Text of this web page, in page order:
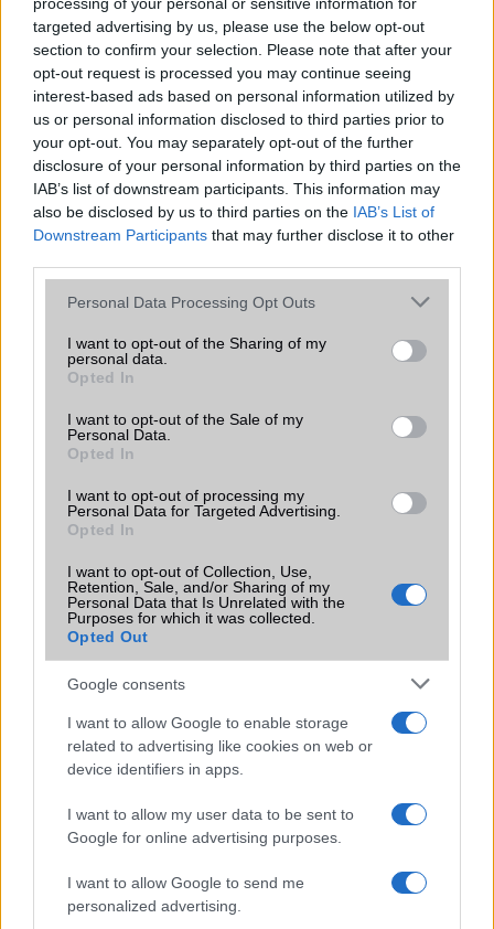
targeted advertising by us, please use the below opt-out
section to confirm your selection. Please note that after your
opt-out request is processed you may continue seeing
interest-based ads based on personal information utilized by
us or personal information disclosed to third parties prior to
your opt-out. You may separately opt-out of the further
disclosure of your personal information by third parties on the
IAB’s list of downstream participants. This information may
also be disclosed by us to third parties on the IAB’s List of
Downstream Participants that may further disclose it to other
Please note that this website/app uses one or more Google
not limited to your visit or usage behaviour. You may click to
grant or deny consent to Google and its third-party tags to
use your data for below specified purposes in below Google
consent section.
Personal Data Processing Opt Outs
I want to opt-out of the Sharing of my
personal data.
Opted In
I want to opt-out of the Sale of my
Personal Data.
Opted In
I want to opt-out of processing my
Personal Data for Targeted Advertising.
Opted In
I want to opt-out of Collection, Use,
Retention, Sale, and/or Sharing of my
Personal Data that Is Unrelated with the
Purposes for which it was collected.
Opted Out
Google consents
I want to allow Google to enable storage
related to advertising like cookies on web or
device identifiers in apps.
I want to allow my user data to be sent to
Google for online advertising purposes.
I want to allow Google to send me
personalized advertising.
Nyugati GSM
280.000 Ft (új)
Apple iPhone 15 Pro
Nyugati GSM
280.000 Ft (új)
Nyugati GSM
300.000 Ft (új)
Számos népszerű Samsung Galaxy
készülék kimarad a One UI 9
frissítésből – itt a lista az érintett
modellekről
2026.06.30 | Phone Arena
A One UI 9 érkezése új mesterséges intelligencia-
funkciókat és továbbfejlesztett kezelőfelületet hoz,
azonban több korábbi csúcskategóriás és középkategóriás